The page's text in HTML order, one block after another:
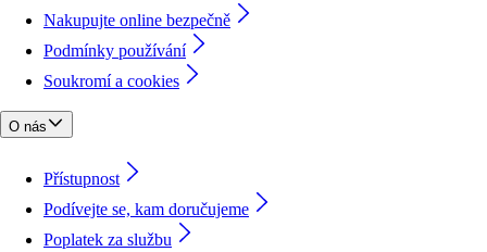
Nakupujte online bezpečně
Podmínky používání
Soukromí a cookies
O nás
Přístupnost
Podívejte se, kam doručujeme
Poplatek za službu